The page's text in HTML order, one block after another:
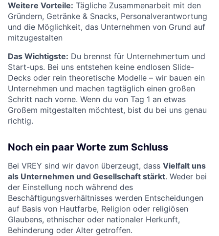
Weitere Vorteile: Tägliche Zusammenarbeit mit den
Gründern, Getränke & Snacks, Personalverantwortung
und die Möglichkeit, das Unternehmen von Grund auf
mitzugestalten
Das Wichtigste: Du brennst für Unternehmertum und
Start-ups. Bei uns entstehen keine endlosen Slide-
Decks oder rein theoretische Modelle – wir bauen ein
Unternehmen und machen tagtäglich einen großen
Schritt nach vorne. Wenn du von Tag 1 an etwas
Großem mitgestalten möchtest, bist du bei uns genau
richtig.
Noch ein paar Worte zum Schluss
Bei VREY sind wir davon überzeugt, dass Vielfalt uns
als Unternehmen und Gesellschaft stärkt. Weder bei
der Einstellung noch während des
Beschäftigungsverhältnisses werden Entscheidungen
auf Basis von Hautfarbe, Religion oder religiösen
Glaubens, ethnischer oder nationaler Herkunft,
Behinderung oder Alter getroffen.